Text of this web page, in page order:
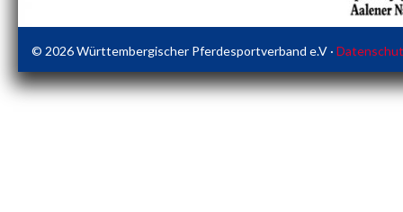
© 2026 Württembergischer Pferdesportverband e.V ·